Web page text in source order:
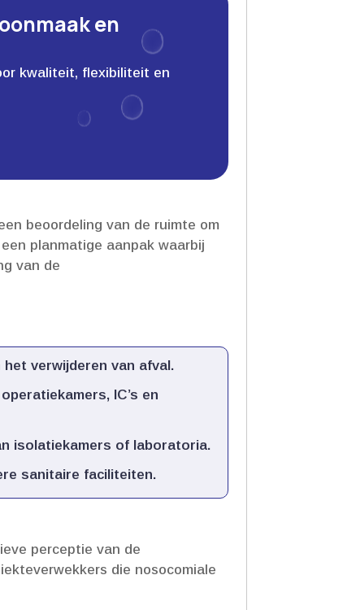
en
kwaliteit, flexibiliteit en
beoordeling van de ruimte om
planmatige aanpak waarbij
van de
verwijderen van afval.​
IC’s en
isolatiekamers of laboratoria.​
sanitaire faciliteiten.​
perceptie van de
die nosocomiale